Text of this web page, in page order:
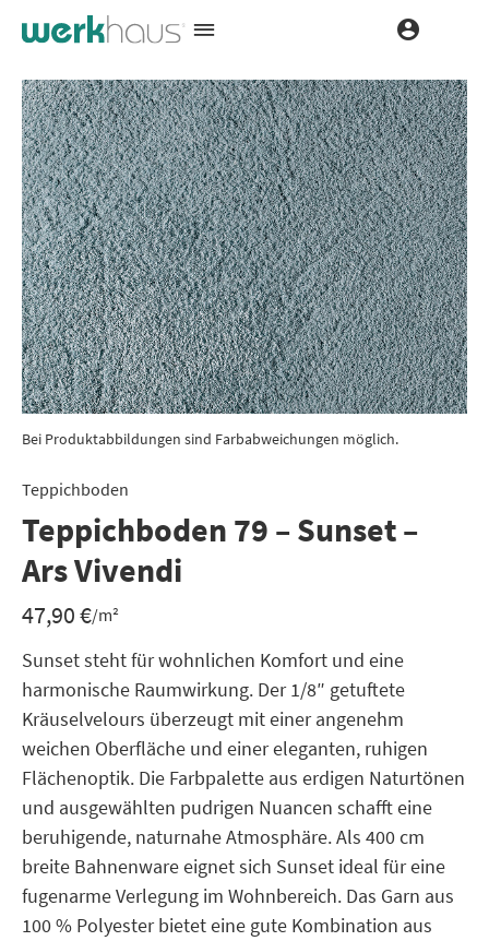
Bei Produktabbildungen sind Farbabweichungen möglich.
Teppichboden
Teppichboden 79 – Sunset –
Ars Vivendi
47,90€/m²
Sunset steht für wohnlichen Komfort und eine
harmonische Raumwirkung. Der 1/8″ getuftete
Kräuselvelours überzeugt mit einer angenehm
weichen Oberfläche und einer eleganten, ruhigen
Flächenoptik. Die Farbpalette aus erdigen Naturtönen
und ausgewählten pudrigen Nuancen schafft eine
beruhigende, naturnahe Atmosphäre. Als 400 cm
breite Bahnenware eignet sich Sunset ideal für eine
fugenarme Verlegung im Wohnbereich. Das Garn aus
100 % Polyester bietet eine gute Kombination aus